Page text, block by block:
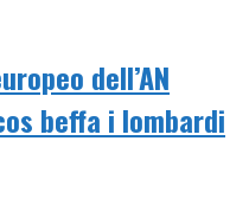
dell’AN
beffa i lombardi